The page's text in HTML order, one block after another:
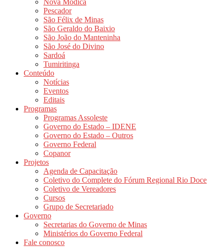
Nova Módica
Pescador
São Félix de Minas
São Geraldo do Baixio
São João do Manteninha
São José do Divino
Sardoá
Tumiritinga
Conteúdo
Notícias
Eventos
Editais
Programas
Programas Assoleste
Governo do Estado – IDENE
Governo do Estado – Outros
Governo Federal
Copanor
Projetos
Agenda de Capacitação
Coletivo do Complete do Fórum Regional Rio Doce
Coletivo de Vereadores
Cursos
Grupo de Secretariado
Governo
Secretarias do Governo de Minas
Ministérios do Governo Federal
Fale conosco